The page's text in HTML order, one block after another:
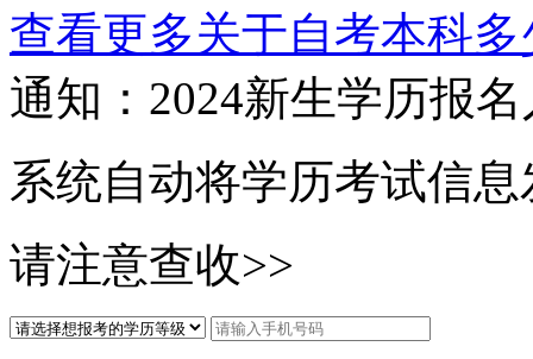
查看更多关于自考本科多
通知：2024新生学历报名
系统自动将学历考试信
请注意查收>>